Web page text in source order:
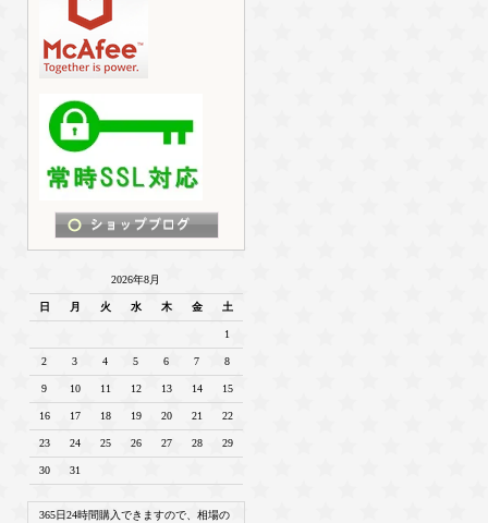
2026年8月
日 月 火 水 木 金 土
1
2 3 4 5 6 7 8
9 10 11 12 13 14 15
16 17 18 19 20 21 22
23 24 25 26 27 28 29
30 31
365日24時間購入できますので、相場の